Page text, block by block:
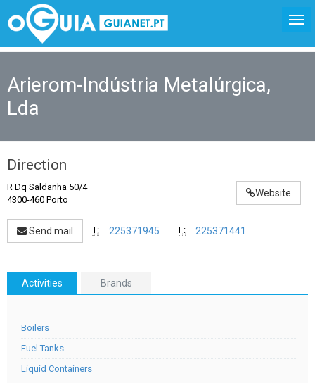
Arierom-Indústria Metalúrgica,
Lda
Direction
Website
R Dq Saldanha 50/4
4300-460 Porto
Send mail T: 225371945 F: 225371441
Activities Brands
Boilers
Fuel Tanks
Liquid Containers